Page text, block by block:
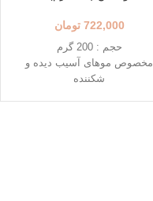
722,000 تومان
حجم : 200 گرم
مخصوص موهای آسیب دیده و
شکننده